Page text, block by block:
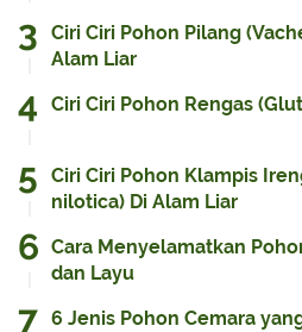
Ciri Ciri Pohon Pilang
Alam Liar
Ciri Ciri Pohon Rengas
Ciri Ciri Pohon Klampis
nilotica) Di Alam Liar
Cara Menyelamatkan
dan Layu
6 Jenis Pohon Cemara